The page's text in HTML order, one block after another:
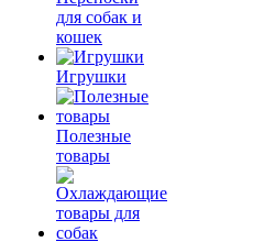
для собак и
кошек
Игрушки
Полезные
товары